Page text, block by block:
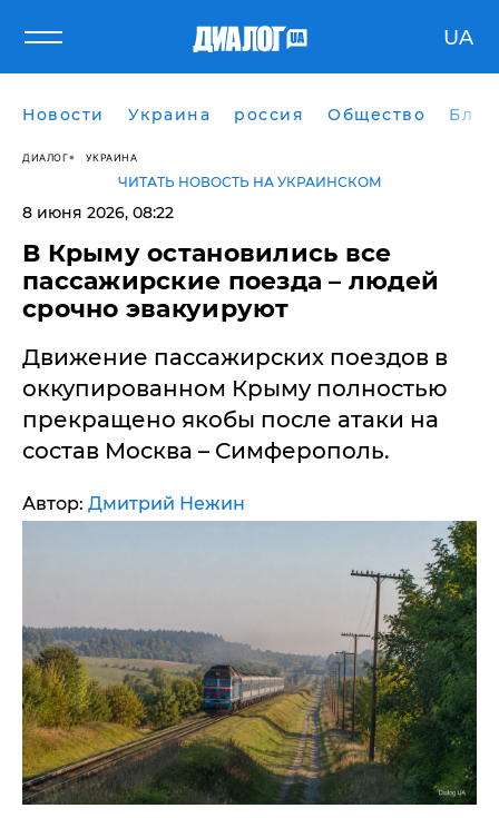
UA
Новости Украина россия Общество
ДИАЛОГ УКРАИНА
ЧИТАТЬ НОВОСТЬ НА УКРАИНСКОМ
8 июня 2026, 08:22
В Крыму остановились все
пассажирские поезда – людей
срочно эвакуируют
Движение пассажирских поездов в
оккупированном Крыму полностью
прекращено якобы после атаки на
состав Москва – Симферополь.
Автор: Дмитрий Нежин